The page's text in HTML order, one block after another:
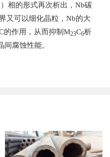
相的形式再次析出，Nb碳
又可以细化晶粒，Nb的大
的作用，从而抑制M23C6析
间腐蚀性能。